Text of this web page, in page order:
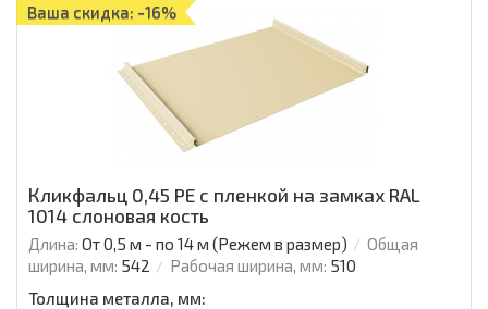
Ваша скидка: -16%
Кликфальц 0,45 PE с пленкой на замках RAL
1014 слоновая кость
Длина: От 0,5 м - по 14 м (Режем в размер)
Общая
ширина, мм: 542 Рабочая ширина, мм: 510
Толщина металла, мм: